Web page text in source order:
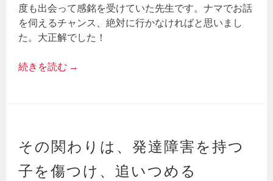
度も出会って感銘を受けていた先生です。ナマでお話
を伺えるチャンス、絶対に行かなければと思いまし
た。大正解でした！
続きを読む →
その関わりは、発達障害を持つ
子を傷つけ、追いつめる